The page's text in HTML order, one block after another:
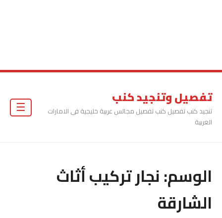
تفصيل وتنجيد كنب
تنجيد كنب تفصيل كنب تفصيل مجالس عربية خليجية فى الامارات
العربية
الوسم:نجار تركيب أثاث
الشارقة